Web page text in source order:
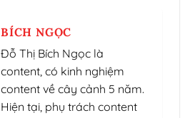
BÍCH NGỌC
Đỗ Thị Bích Ngọc là
content, có kinh nghiệm
content về cây cảnh 5 năm.
Hiện tại, phụ trách content